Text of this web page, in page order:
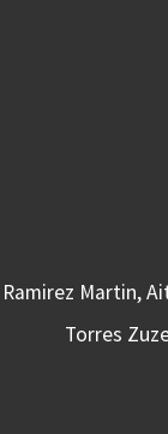
Martin,
Torres